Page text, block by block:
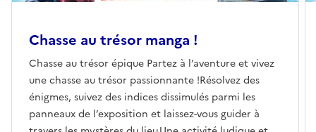
Chasse au trésor manga !
Chasse au trésor épique Partez à l’aventure et vivez
une chasse au trésor passionnante !Résolvez des
énigmes, suivez des indices dissimulés parmi les
panneaux de l’exposition et laissez-vous guider à